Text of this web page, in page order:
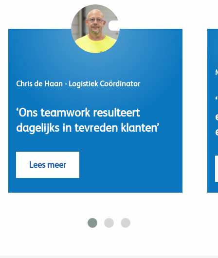
Chris de Haan Logistiek Coördinator
Ons teamwork resulteert
dagelijks in tevreden klanten
Lees meer